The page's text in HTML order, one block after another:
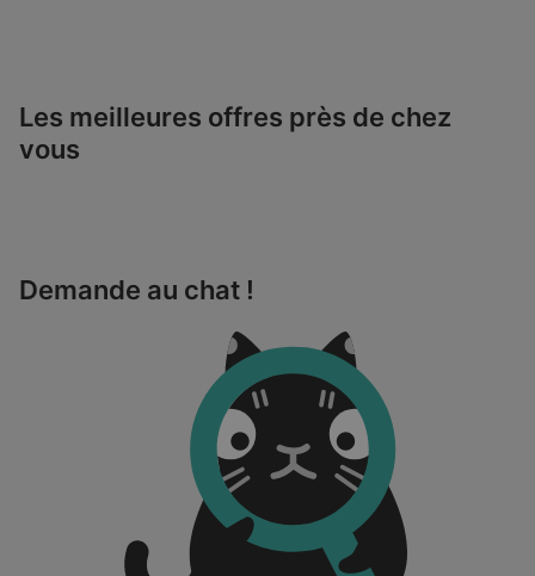
Les meilleures offres près de chez
vous
Demande au chat !